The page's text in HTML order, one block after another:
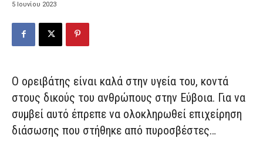
5 Ιουνίου 2023
Ο ορειβάτης είναι καλά στην υγεία του, κοντά
στους δικούς του ανθρώπους στην Εύβοια. Για να
συμβεί αυτό έπρεπε να ολοκληρωθεί επιχείρηση
διάσωσης που στήθηκε από πυροσβέστες…